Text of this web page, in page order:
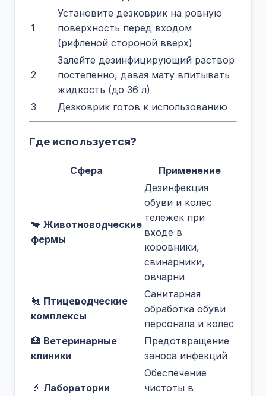
1
Установите дезковрик на ровную
поверхность перед входом
(рифленой стороной вверх)
2
Залейте дезинфицирующий раствор
постепенно, давая мату впитывать
жидкость (до 36 л)
3
Дезковрик готов к использованию
Где используется?
Сфера Применение
🐄 Животноводческие
фермы
Дезинфекция
обуви и колес
тележек при
входе в
коровники,
свинарники,
овчарни
🐔 Птицеводческие
комплексы
Санитарная
обработка обуви
персонала и колес
🏥 Ветеринарные
клиники
Предотвращение
заноса инфекций
🔬 Лаборатории
Обеспечение
чистоты в